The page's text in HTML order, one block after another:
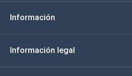
Italiano
Información
Información legal